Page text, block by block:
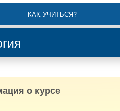
КАК УЧИТЬСЯ?
о курсе